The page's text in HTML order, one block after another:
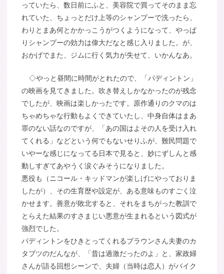
っていたら、数日前にふと、美容院で買ってそのまま忘
れていた、ちょっとだけ上等のシャンプーで洗ったら、
わりとまあ何とかかっこうがつくようになって、やっぱ
りシャンプーの効力は偉大だなと感じ入りました。が、
おかげでまた、ジムに行く気力が失せて、いかんなあ。
◇やっと昼間に時間がとれたので、「パディントン」
の映画を見てきました。吹き替えしかなかったのが残念
でしたが、映画は楽しかったです。原作通りのクマのは
ちゃめちゃな行動もよくできていたし、中身自体はまあ
罪のない話なのですが、「あの国はよその人を受け入れ
てくれる」などという何でもないせりふが、難民問題で
いやーな感じになってる日本で見ると、妙にずしんと感
動しすぎてあやうく涙ぐみそうになりました。
悪役も（ニコール・キッドマンが楽しげにやっておりま
したが）、その生育歴や設定が、ある意味ものすごく泣
かせます。善意が敗北すると、それをまちがった教訓で
とらえた結果のすさまじい悪意が生まれるという図式が
強烈でした。
パディントンをひきとってくれるブラウンさん夫妻のカ
タブツのだんなが、「昔は過激だったのよ」と、家政婦
さんが語る回想シーンで、夫婦（当時は恋人）がバイク